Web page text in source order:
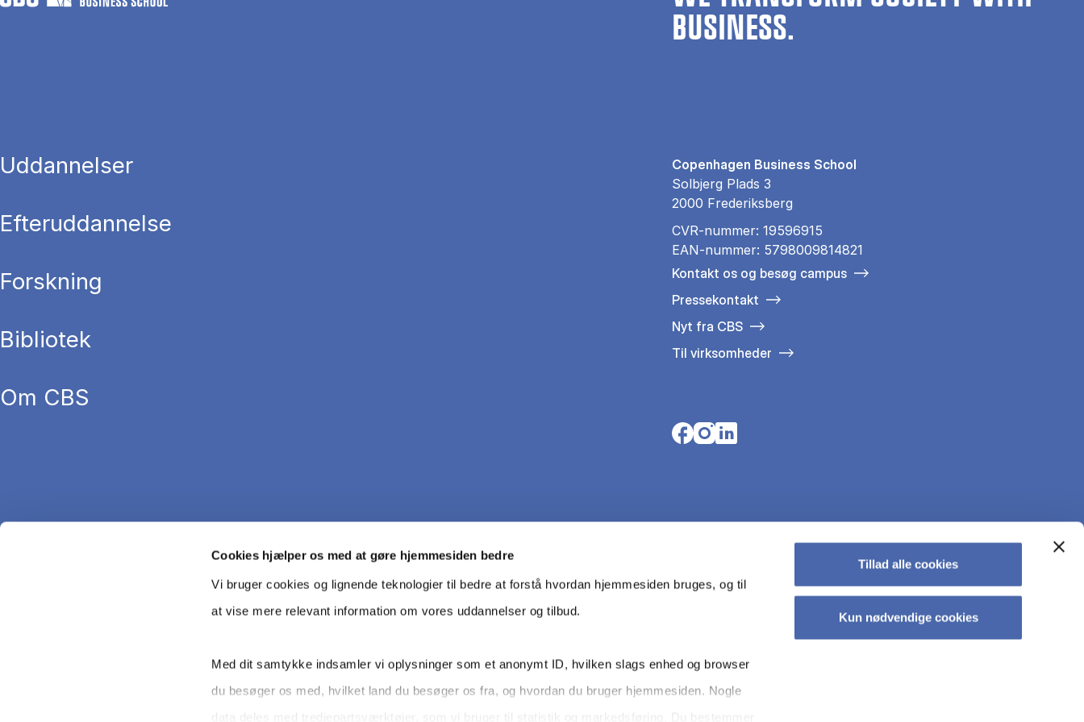
Cookies hjælper os med at gøre hjemmesiden bedre
Vi bruger cookies og lignende teknologier til bedre at forstå hvordan hjemmesiden bruges, og til
at vise mere relevant information om vores uddannelser og tilbud.
Med dit samtykke indsamler vi oplysninger som et anonymt ID, hvilken slags enhed og browser
du besøger os med, hvilket land du besøger os fra, og hvordan du bruger hjemmesiden. Nogle
Tillad alle cookies
Kun nødvendige cookies
BUSINESS.
Uddannelser
Efteruddannelse
Forskning
Bibliotek
Om CBS
Copenhagen Business School
Solbjerg Plads 3
2000 Frederiksberg
CVR-nummer: 19596915
EAN-nummer: 5798009814821
Kontakt os og besøg campus
Pressekontakt
Nyt fra CBS
Til virksomheder
Opens in a new tab
Opens in a new tab
Opens in a new tab